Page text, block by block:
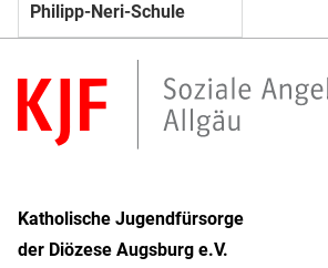
Philipp-Neri-Schule
Katholische Jugendfürsorge
der Diözese Augsburg e.V.